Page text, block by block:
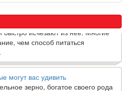
быстро исчезают из нее. Многие
чем способ питаться
могут вас удивить
зерно, богатое своего рода